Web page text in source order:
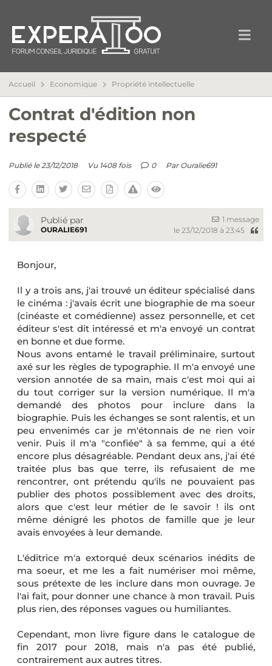
Accueil Economique Propriété intellectuelle
Contrat d'édition non
respecté
Publié le 23/12/2018 Vu 1408 fois 0 Par Ouralie691
Publié par
OURALIE691
1 message
le 23/12/2018 à 23:45
Bonjour,
Il y a trois ans, j'ai trouvé un éditeur spécialisé dans
le cinéma : j'avais écrit une biographie de ma soeur
(cinéaste et comédienne) assez personnelle, et cet
éditeur s'est dit intéressé et m'a envoyé un contrat
en bonne et due forme.
Nous avons entamé le travail préliminaire, surtout
axé sur les règles de typographie. Il m'a envoyé une
version annotée de sa main, mais c'est moi qui ai
du tout corriger sur la version numérique. Il m'a
demandé des photos pour inclure dans la
biographie. Puis les échanges se sont ralentis, et un
peu envenimés car je m'étonnais de ne rien voir
venir. Puis il m'a "confiée" à sa femme, qui a été
encore plus désagréable. Pendant deux ans, j'ai été
traitée plus bas que terre, ils refusaient de me
rencontrer, ont prétendu qu'ils ne pouvaient pas
publier des photos possiblement avec des droits,
alors que c'est leur métier de le savoir ! ils ont
même dénigré les photos de famille que je leur
avais envoyées à leur demande.
L'éditrice m'a extorqué deux scénarios inédits de
ma soeur, et me les a fait numériser moi même,
sous prétexte de les inclure dans mon ouvrage. Je
l'ai fait, pour donner une chance à mon travail. Puis
plus rien, des réponses vagues ou humiliantes.
Cependant, mon livre figure dans le catalogue de
fin 2017 pour 2018, mais n'a pas été publié,
contrairement aux autres titres.